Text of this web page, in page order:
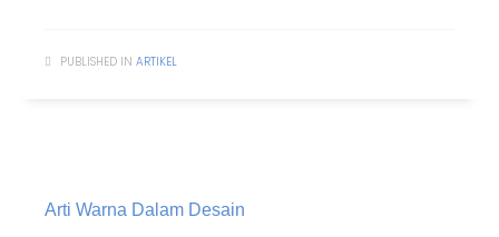
PUBLISHED IN ARTIKEL
Arti Warna Dalam Desain